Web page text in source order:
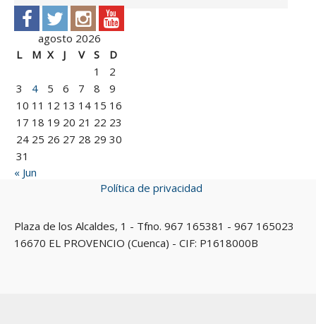
agosto 2026
L
M X J V S
D
1
2
3
4 5 6 7 8
9
10 11 12 13 14 15 16
17 18 19 20 21 22 23
24 25 26 27 28 29 30
31
« Jun
Política de privacidad
Plaza de los Alcaldes, 1 - Tfno. 967 165381 - 967 165023
16670 EL PROVENCIO (Cuenca) - CIF: P1618000B